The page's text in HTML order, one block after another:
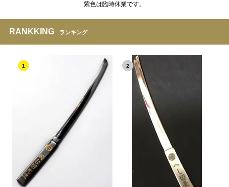
紫色は臨時休業です。
RANKKING ランキング
1 2